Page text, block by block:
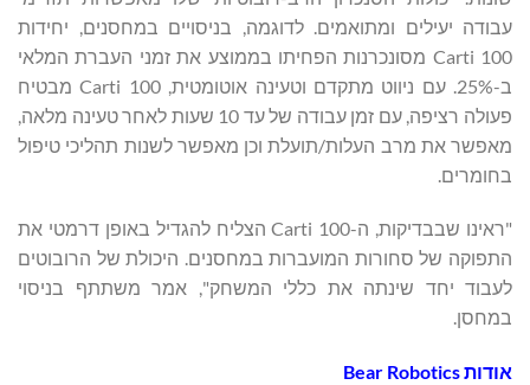
עבודה יעילים ומתואמים. לדוגמה, בניסויים במחסנים, יחידות
Carti 100 מסונכרנות הפחיתו בממוצע את זמני העברת המלאי
ב-25%. עם ניווט מתקדם וטעינה אוטומטית, Carti 100 מבטיח
פעולה רציפה, עם זמן עבודה של עד 10 שעות לאחר טעינה מלאה,
מאפשר את מרב העלות/תועלת וכן מאפשר לשנות תהליכי טיפול
בחומרים.
"ראינו שבבדיקות, ה-Carti 100 הצליח להגדיל באופן דרמטי את
התפוקה של סחורות המועברות במחסנים. היכולת של הרובוטים
לעבוד יחד שינתה את כללי המשחק", אמר משתתף בניסוי
במחסן.
אודות Bear Robotics